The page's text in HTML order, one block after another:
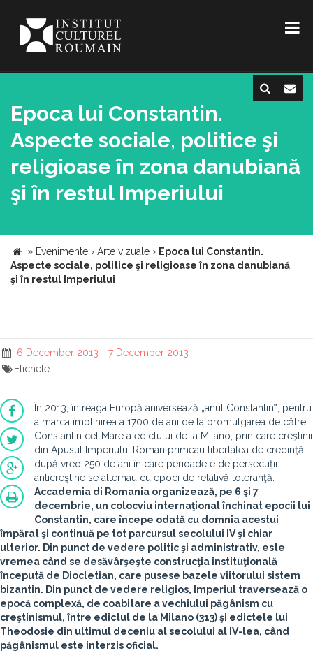
Epoca lui Constantin.
Aspecte sociale, politice şi
religioase în zona danubiană
şi în restul Imperiului
» Evenimente › Arte vizuale › Epoca lui Constantin.
Aspecte sociale, politice şi religioase în zona danubiană
şi în restul Imperiului
6 December 2013 - 7 December 2013
Etichete
În 2013, întreaga Europă aniversează „anul Constantin‟, pentru
a marca împlinirea a 1700 de ani de la promulgarea de către
Constantin cel Mare a edictului de la Milano, prin care creştinii
din Apusul Imperiului Roman primeau libertatea de credinţă,
după vreo 250 de ani în care perioadele de persecuţii
anticreştine se alternau cu epoci de relativă toleranţă.
Accademia di Romania organizează, pe 6 şi 7
decembrie, un colocviu internaţional închinat epocii lui
Constantin, care începe odată cu domnia acestui
împărat şi continuă pe tot parcursul secolului IV şi chiar
ulterior. Din punct de vedere politic şi administrativ, este
vremea când se desăvârşeşte construcţia instituţională
începută de Diocletian, care pusese bazele viitorului sistem
bizantin. Din punct de vedere religios, Imperiul traversează o
epocă complexă, de coabitare a vechiului păgânism cu
creştinismul, între edictul de la Milano (313) şi edictele lui
Theodosie din ultimul deceniu al secolului al IV-lea, când
păgânismul este interzis oficial.